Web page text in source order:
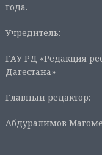
года.
Учредитель:
ГАУ РД «Редакция
Дагестана»
Главный редактор:
Абдуралимов